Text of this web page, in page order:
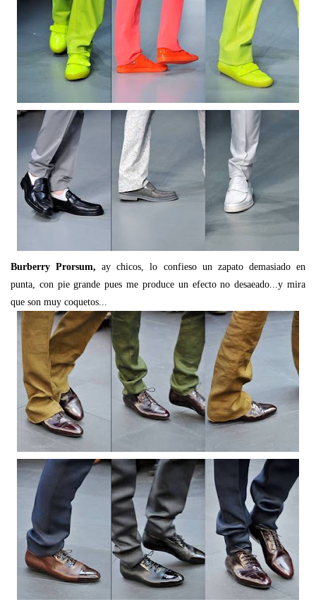
Burberry Prorsum, ay chicos, lo confieso un zapato demasiado en
punta, con pie grande pues me produce un efecto no desaeado...y mira
que son muy coquetos...